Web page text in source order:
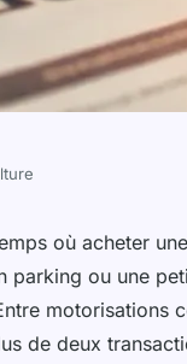
où acheter
parking ou une
motorisations
de deux